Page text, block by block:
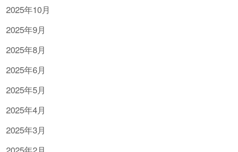
2025年10月
2025年9月
2025年8月
2025年6月
2025年5月
2025年4月
2025年3月